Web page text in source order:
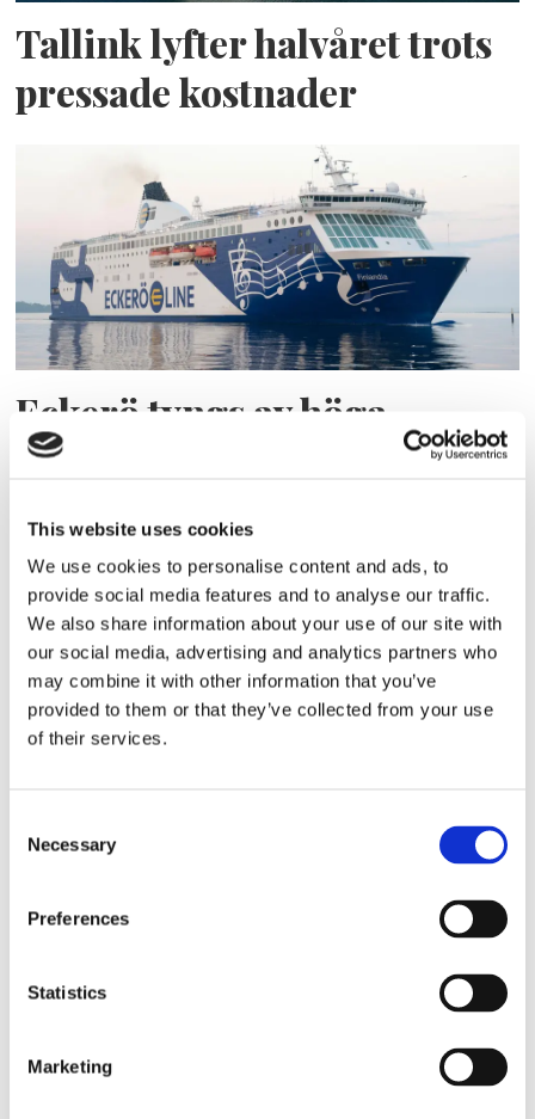
This website uses cookies
We use cookies to personalise content and ads, to
provide social media features and to analyse our traffic.
We also share information about your use of our site with
our social media, advertising and analytics partners who
may combine it with other information that you’ve
provided to them or that they’ve collected from your use
of their services.
Selection
Necessary
Preferences
Statistics
Marketing
Tallink lyfter halvåret trots
pressade kostnader
Eckerö tyngs av höga
bränslekostnader men
frakten fortsätter växa
Storaffären: Kongsberg
Propulsion